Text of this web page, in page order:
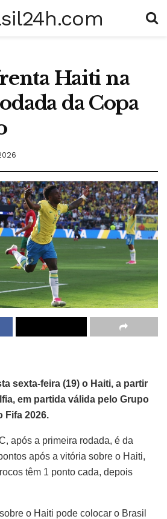
Haiti na
da Copa
sexta-feira (19) o Haiti, a partir
em partida válida pelo Grupo
Fifa 2026.
após a primeira rodada, é da
após a vitória sobre o Haiti,
têm 1 ponto cada, depois
o Haiti pode colocar o Brasil